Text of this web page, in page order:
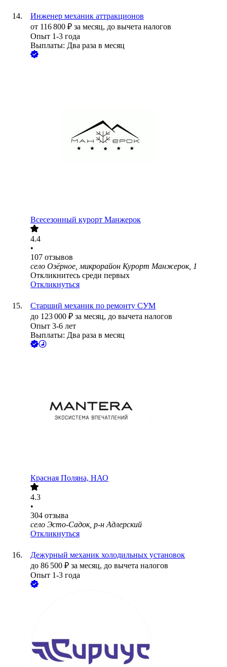
Инженер механик аттракционов
от 116 800 ₽ за месяц, до вычета налогов
Опыт 1-3 года
Выплаты: Два раза в месяц
Всесезонный курорт Манжерок
4.4
•
107 отзывов
село Озёрное, микрорайон Курорт Манжерок, 1
Откликнитесь среди первых
Откликнуться
Старший механик по ремонту СУМ
до 123 000 ₽ за месяц, до вычета налогов
Опыт 3-6 лет
Выплаты: Два раза в месяц
Красная Поляна, НАО
4.3
•
304 отзыва
село Эсто-Садок, р-н Адлерский
Откликнуться
Дежурный механик холодильных установок
до 86 500 ₽ за месяц, до вычета налогов
Опыт 1-3 года